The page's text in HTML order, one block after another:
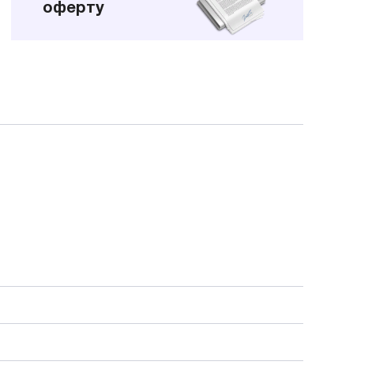
оферту